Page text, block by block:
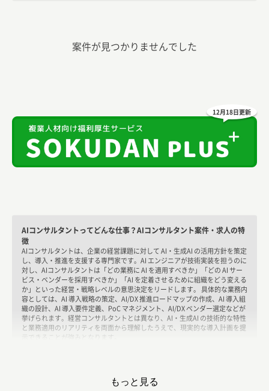
案件が見つかりませんでした
12月18日更新
AIコンサルタントってどんな仕事？AIコンサルタント案件・求人の特
徴
AIコンサルタントは、企業の経営課題に対して AI・生成AI の活用方針を策定
し、導入・推進を支援する専門家です。AI エンジニアが技術実装を担うのに
対し、AIコンサルタントは「どの業務に AI を適用すべきか」「どの AI サー
ビス・ベンダーを採用すべきか」「AI を定着させるために組織をどう変える
か」といった経営・戦略レベルの意思決定をリードします。 具体的な業務内
容としては、AI 導入戦略の策定、AI/DX 推進ロードマップの作成、AI 導入組
織の設計、AI 導入要件定義、PoC マネジメント、AI/DX ベンダー選定などが
挙げられます。経営コンサルタントとは異なり、AI・生成AI の技術的な特性
と業務適用のリアリティを両面から理解したうえで、現実的な導入計画を提
示できることが強みとなります。
入コンサルティングへの需要は急増しています。大手 SIer・コンサルファー
ムだけでなく、事業会社の DX 推進部門や AI 専門ベンダーが独立系コンサル
もっと見る